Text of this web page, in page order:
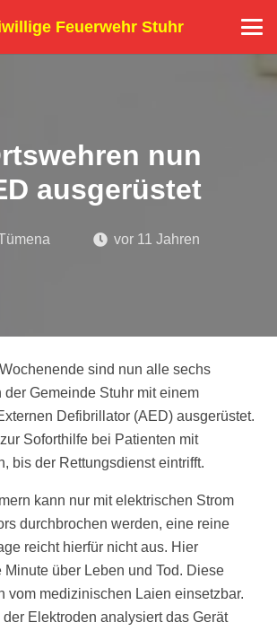
Feuerwehr Stuhr
nun
ausgerüstet
vor 11 Jahren
sind nun alle sechs
der Gemeinde Stuhr mit einem
Defibrillator (AED) ausgerüstet.
Soforthilfe bei Patienten mit
bis der Rettungsdienst eintrifft.
kann nur mit elektrischen Strom
durchbrochen werden, eine reine
reicht hierfür nicht aus. Hier
über Leben und Tod. Diese
vom medizinischen Laien einsetzbar.
Elektroden analysiert das Gerät